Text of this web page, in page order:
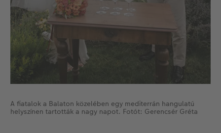
A fiatalok a Balaton közelében egy mediterrán hangulatú
helyszínen tartották a nagy napot. Fotót: Gerencsér Gréta